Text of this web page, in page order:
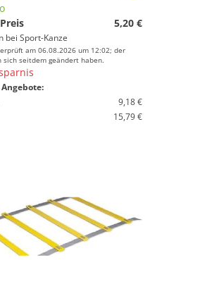
5,20 €
bei Sport-Kanze
am 06.08.2026 um 12:02; der
sich seitdem geändert haben.
9,18 €
15,79 €